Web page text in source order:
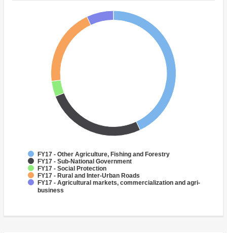
FY17 - Other Agriculture, Fishing and Forestry
FY17 - Sub-National Government
FY17 - Social Protection
FY17 - Rural and Inter-Urban Roads
FY17 - Agricultural markets, commercialization and agri-
business